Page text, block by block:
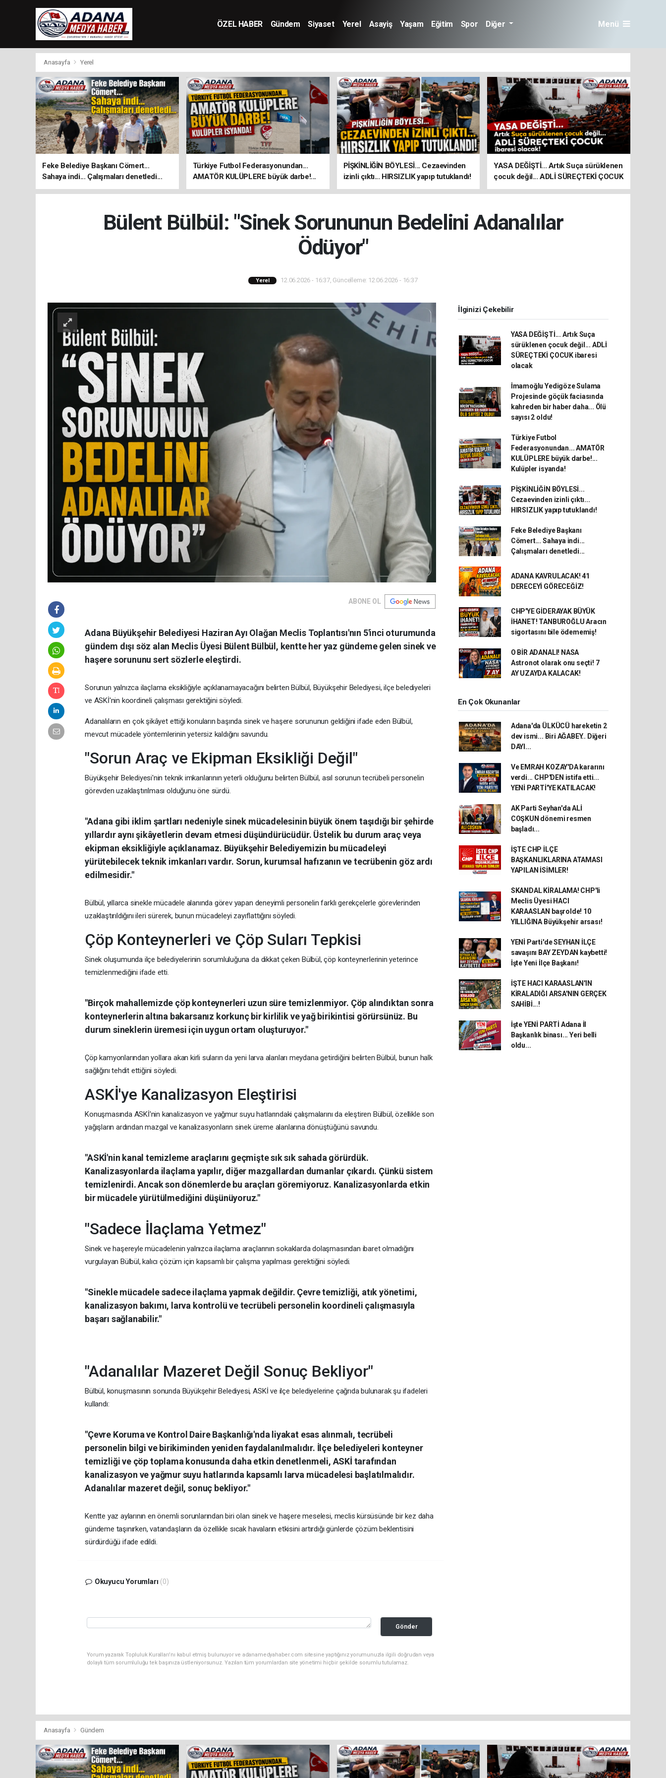
ÖZEL HABER Gündem Siyaset Yerel Asayiş Yaşam Eğitim Spor Diğer Menü
Anasayfa Yerel
Feke Belediye Başkanı Cömert...
Sahaya indi... Çalışmaları denetledi...
Türkiye Futbol Federasyonundan...
AMATÖR KULÜPLERE büyük darbe!...
Kulüpler isyanda!
PİŞKİNLİĞİN BÖYLESİ... Cezaevinden
izinli çıktı... HIRSIZLIK yapıp tutuklandı!
YASA DEĞİŞTİ... Artık Suça sürüklenen
çocuk değil... ADLİ SÜREÇTEKİ ÇOCUK
ibaresi olacak
Bülent Bülbül: "Sinek Sorununun Bedelini Adanalılar
Ödüyor"
Yerel 12.06.2026 - 16:37, Güncelleme: 12.06.2026 - 16:37
ABONE OL
Adana Büyükşehir Belediyesi Haziran Ayı Olağan Meclis Toplantısı'nın 5'inci oturumunda
gündem dışı söz alan Meclis Üyesi Bülent Bülbül, kentte her yaz gündeme gelen sinek ve
haşere sorununu sert sözlerle eleştirdi.
Sorunun yalnızca ilaçlama eksikliğiyle açıklanamayacağını belirten Bülbül, Büyükşehir Belediyesi, ilçe belediyeleri
ve ASKİ'nin koordineli çalışması gerektiğini söyledi.
Adanalıların en çok şikâyet ettiği konuların başında sinek ve haşere sorununun geldiğini ifade eden Bülbül,
mevcut mücadele yöntemlerinin yetersiz kaldığını savundu.
"Sorun Araç ve Ekipman Eksikliği Değil"
Büyükşehir Belediyesi'nin teknik imkanlarının yeterli olduğunu belirten Bülbül, asıl sorunun tecrübeli personelin
görevden uzaklaştırılması olduğunu öne sürdü.
"Adana gibi iklim şartları nedeniyle sinek mücadelesinin büyük önem taşıdığı bir şehirde
yıllardır aynı şikâyetlerin devam etmesi düşündürücüdür. Üstelik bu durum araç veya
ekipman eksikliğiyle açıklanamaz. Büyükşehir Belediyemizin bu mücadeleyi
yürütebilecek teknik imkanları vardır. Sorun, kurumsal hafızanın ve tecrübenin göz ardı
edilmesidir."
Bülbül, yıllarca sinekle mücadele alanında görev yapan deneyimli personelin farklı gerekçelerle görevlerinden
uzaklaştırıldığını ileri sürerek, bunun mücadeleyi zayıflattığını söyledi.
Çöp Konteynerleri ve Çöp Suları Tepkisi
Sinek oluşumunda ilçe belediyelerinin sorumluluğuna da dikkat çeken Bülbül, çöp konteynerlerinin yeterince
temizlenmediğini ifade etti.
"Birçok mahallemizde çöp konteynerleri uzun süre temizlenmiyor. Çöp alındıktan sonra
konteynerlerin altına bakarsanız korkunç bir kirlilik ve yağ birikintisi görürsünüz. Bu
durum sineklerin üremesi için uygun ortam oluşturuyor."
Çöp kamyonlarından yollara akan kirli suların da yeni larva alanları meydana getirdiğini belirten Bülbül, bunun halk
sağlığını tehdit ettiğini söyledi.
ASKİ'ye Kanalizasyon Eleştirisi
Konuşmasında ASKİ'nin kanalizasyon ve yağmur suyu hatlarındaki çalışmalarını da eleştiren Bülbül, özellikle son
yağışların ardından mazgal ve kanalizasyonların sinek üreme alanlarına dönüştüğünü savundu.
"ASKİ'nin kanal temizleme araçlarını geçmişte sık sık sahada görürdük.
Kanalizasyonlarda ilaçlama yapılır, diğer mazgallardan dumanlar çıkardı. Çünkü sistem
temizlenirdi. Ancak son dönemlerde bu araçları göremiyoruz. Kanalizasyonlarda etkin
bir mücadele yürütülmediğini düşünüyoruz."
"Sadece İlaçlama Yetmez"
Sinek ve haşereyle mücadelenin yalnızca ilaçlama araçlarının sokaklarda dolaşmasından ibaret olmadığını
vurgulayan Bülbül, kalıcı çözüm için kapsamlı bir çalışma yapılması gerektiğini söyledi.
"Sinekle mücadele sadece ilaçlama yapmak değildir. Çevre temizliği, atık yönetimi,
kanalizasyon bakımı, larva kontrolü ve tecrübeli personelin koordineli çalışmasıyla
başarı sağlanabilir."
"Adanalılar Mazeret Değil Sonuç Bekliyor"
Bülbül, konuşmasının sonunda Büyükşehir Belediyesi, ASKİ ve ilçe belediyelerine çağrıda bulunarak şu ifadeleri
kullandı:
"Çevre Koruma ve Kontrol Daire Başkanlığı'nda liyakat esas alınmalı, tecrübeli
personelin bilgi ve birikiminden yeniden faydalanılmalıdır. İlçe belediyeleri konteyner
temizliği ve çöp toplama konusunda daha etkin denetlenmeli, ASKİ tarafından
kanalizasyon ve yağmur suyu hatlarında kapsamlı larva mücadelesi başlatılmalıdır.
Adanalılar mazeret değil, sonuç bekliyor."
Kentte yaz aylarının en önemli sorunlarından biri olan sinek ve haşere meselesi, meclis kürsüsünde bir kez daha
gündeme taşınırken, vatandaşların da özellikle sıcak havaların etkisini artırdığı günlerde çözüm beklentisini
sürdürdüğü ifade edildi.
Okuyucu Yorumları (0)
Gönder
Yorum yazarak Topluluk Kuralları’nı kabul etmiş bulunuyor ve adanamedyahaber.com sitesine yaptığınız yorumunuzla ilgili doğrudan veya
dolaylı tüm sorumluluğu tek başınıza üstleniyorsunuz. Yazılan tüm yorumlardan site yönetimi hiçbir şekilde sorumlu tutulamaz.
İlginizi Çekebilir
YASA DEĞİŞTİ... Artık Suça
sürüklenen çocuk değil... ADLİ
SÜREÇTEKİ ÇOCUK ibaresi
olacak
İmamoğlu Yedigöze Sulama
Projesinde göçük faciasında
kahreden bir haber daha... Ölü
sayısı 2 oldu!
Türkiye Futbol
Federasyonundan... AMATÖR
KULÜPLERE büyük darbe!...
Kulüpler isyanda!
PİŞKİNLİĞİN BÖYLESİ...
Cezaevinden izinli çıktı...
HIRSIZLIK yapıp tutuklandı!
Feke Belediye Başkanı
Cömert... Sahaya indi...
Çalışmaları denetledi...
ADANA KAVRULACAK! 41
DERECEYİ GÖRECEĞİZ!
CHP'YE GİDERAYAK BÜYÜK
İHANET! TANBUROĞLU Aracın
sigortasını bile ödememiş!
O BİR ADANALI! NASA
Astronot olarak onu seçti! 7
AY UZAYDA KALACAK!
En Çok Okunanlar
Adana'da ÜLKÜCÜ hareketin 2
dev ismi... Biri AĞABEY.. Diğeri
DAYI...
Ve EMRAH KOZAY'DA kararını
verdi... CHP'DEN istifa etti...
YENİ PARTİ'YE KATILACAK!
AK Parti Seyhan'da ALİ
COŞKUN dönemi resmen
başladı...
İŞTE CHP İLÇE
BAŞKANLIKLARINA ATAMASI
YAPILAN İSİMLER!
SKANDAL KİRALAMA! CHP'li
Meclis Üyesi HACI
KARAASLAN başrolde! 10
YILLIĞINA Büyükşehir arsası!
YENİ Parti'de SEYHAN İLÇE
savaşını BAY ZEYDAN kaybetti!
İşte Yeni İlçe Başkanı!
İŞTE HACI KARAASLAN'IN
KİRALADIĞI ARSA'NIN GERÇEK
SAHİBİ...!
İşte YENİ PARTİ Adana İl
Başkanlık binası... Yeri belli
oldu...
Anasayfa Gündem